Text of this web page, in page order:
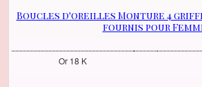
Boucles d'oreilles Monture 4
fournis pour
Or 18 K